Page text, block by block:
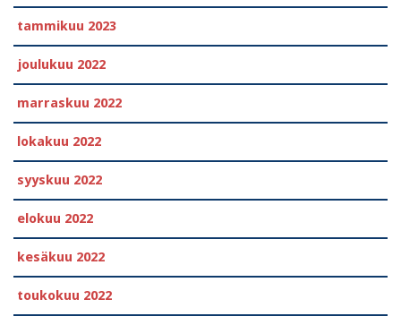
tammikuu 2023
joulukuu 2022
marraskuu 2022
lokakuu 2022
syyskuu 2022
elokuu 2022
kesäkuu 2022
toukokuu 2022